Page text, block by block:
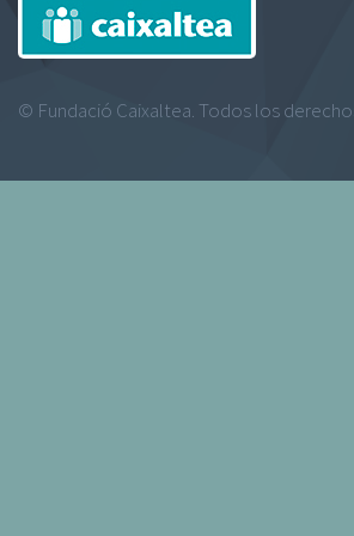
© Fundació Caixaltea. Todos los